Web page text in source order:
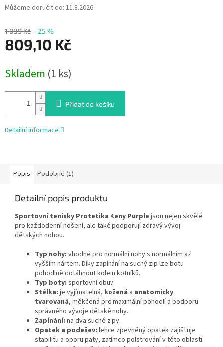
1 089 Kč –25 %
809,10 Kč
cena:
Skladem (1 ks)
Můžeme doručit do: 11.8.2026
Přidat do košíku
Detailní informace
Popis Podobné (1)
Detailní popis produktu
Sportovní tenisky Protetika Keny Purple jsou nejen skvělé
pro každodenní nošení, ale také podporují zdravý vývoj
dětských nohou.
Typ nohy: vhodné pro normální nohy s normálním až
vyšším nártem. Díky zapínání na suchý zip lze botu
pohodlně dotáhnout kolem kotníků.
Typ boty: sportovní obuv.
Stélka: je vyjímatelná, kožená a anatomicky
tvarovaná, měkčená pro maximální pohodlí a podporu
správného vývoje dětské nohy.
Zapínání: na dva suché zipy.
Opatek a podešev: lehce zpevněný opatek zajišťuje
stabilitu a oporu paty, zatímco polstrování v této oblasti